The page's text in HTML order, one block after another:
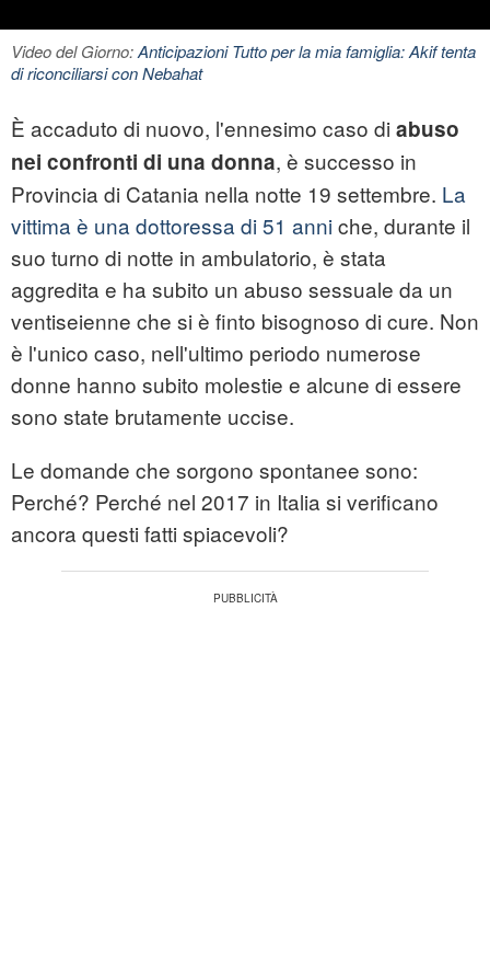
Video del Giorno:Anticipazioni Tutto per la mia famiglia: Akif tenta
di riconciliarsi con Nebahat
È accaduto di nuovo, l'ennesimo caso di abuso
nei confronti di una donna, è successo in
Provincia di Catania nella notte 19 settembre. La
vittima è una dottoressa di 51 anniche, durante il
suo turno di notte in ambulatorio, è stata
aggredita e ha subito un abuso sessuale da un
ventiseienne che si è finto bisognoso di cure. Non
è l'unico caso, nell'ultimo periodo numerose
donne hanno subito molestie e alcune di essere
sono state brutamente uccise.
Le domande che sorgono spontanee sono:
Perché? Perché nel 2017 in Italia si verificano
ancora questi fatti spiacevoli?